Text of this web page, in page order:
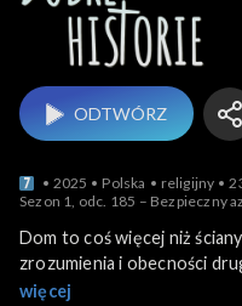
ODTWÓRZ
2025 Polska religijny
Sezon 1, odc. 185 – Bezpieczny
Dom to coś więcej niż
zrozumienia i obecności
właśnie te wartości stają
więcej